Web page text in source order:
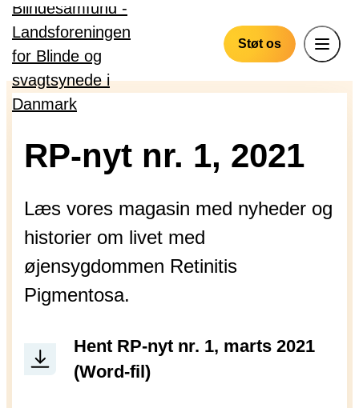
Gå til hovedindhold
Støt os
RP-nyt nr. 1, 2021
Læs vores magasin med nyheder og
historier om livet med
øjensygdommen Retinitis
Pigmentosa.
Hent RP-nyt nr. 1, marts 2021
(Word-fil)